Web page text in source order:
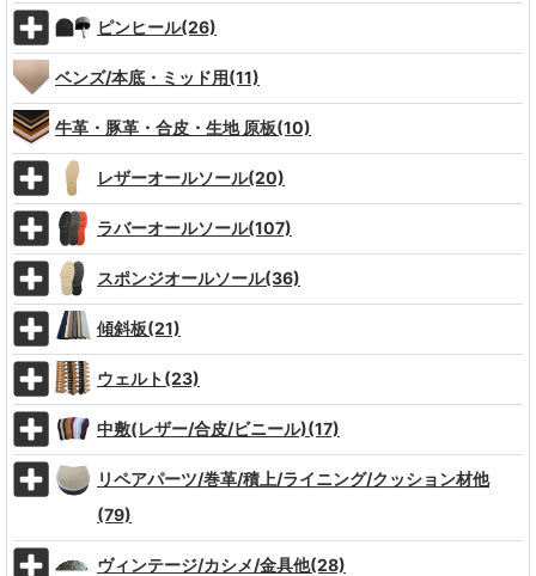
ピンヒール(26)
ベンズ/本底・ミッド用(11)
牛革・豚革・合皮・生地 原板(10)
レザーオールソール(20)
ラバーオールソール(107)
スポンジオールソール(36)
傾斜板(21)
ウェルト(23)
中敷(レザー/合皮/ビニール)(17)
リペアパーツ/巻革/積上/ライニング/クッション材他
(79)
ヴィンテージ/カシメ/金具他(28)